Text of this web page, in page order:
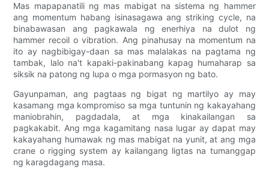
Mas mapapanatili ng mas mabigat na sistema ng hammer
ang momentum habang isinasagawa ang striking cycle, na
binabawasan ang pagkawala ng enerhiya na dulot ng
hammer recoil o vibration. Ang pinahusay na momentum na
ito ay nagbibigay-daan sa mas malalakas na pagtama ng
tambak, lalo na't kapaki-pakinabang kapag humaharap sa
siksik na patong ng lupa o mga pormasyon ng bato.
Gayunpaman, ang pagtaas ng bigat ng martilyo ay may
kasamang mga kompromiso sa mga tuntunin ng kakayahang
maniobrahin, pagdadala, at mga kinakailangan sa
pagkakabit. Ang mga kagamitang nasa lugar ay dapat may
kakayahang humawak ng mas mabigat na yunit, at ang mga
crane o rigging system ay kailangang ligtas na tumanggap
ng karagdagang masa.